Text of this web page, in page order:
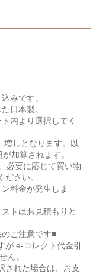
みです。
日本製。
内より選択してく
増しとなります。以
加算されます。
必要に応じて買い物
さい。
料金が発生しま
トはお見積もりと
ご注意です■
が e-コレクト代金引
ん。
された場合は、お支